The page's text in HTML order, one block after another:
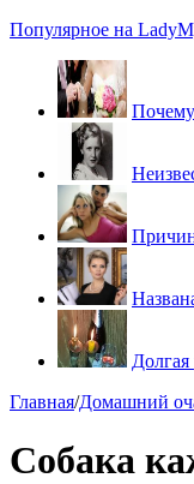
Популярное на
Долгая
Главная/Домашний
Собака